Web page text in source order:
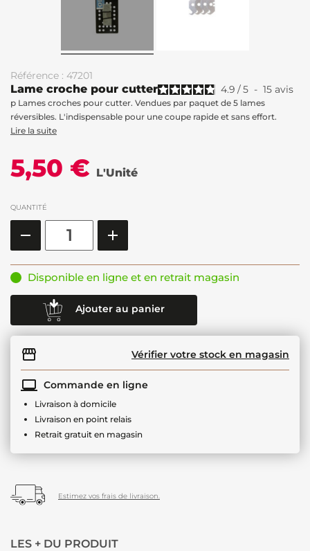
Référence : 47201
Lame croche pour cutter 4.9 /5 - 15 avis
p Lames croches pour cutter. Vendues par paquet de 5 lames
réversibles. L'indispensable pour une coupe rapide et sans effort.
Lire la suite
5,50 € L'Unité
QUANTITÉ
Disponible en ligne et en retrait magasin
Ajouter au panier
Vérifier votre stock en magasin
Commande en ligne
Livraison à domicile
Livraison en point relais
Retrait gratuit en magasin
Estimez vos frais de livraison.
LES + DU PRODUIT